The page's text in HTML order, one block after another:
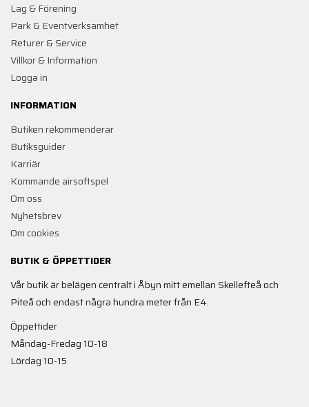
Lag & Förening
Park & Eventverksamhet
Returer & Service
Villkor & Information
Logga in
INFORMATION
Butiken rekommenderar
Butiksguider
Karriär
Kommande airsoftspel
Om oss
Nyhetsbrev
Om cookies
BUTIK & ÖPPETTIDER
Vår butik är belägen centralt i Åbyn mitt emellan Skellefteå och
Piteå och endast några hundra meter från E4.
Öppettider
Måndag-Fredag 10-18
Lördag 10-15